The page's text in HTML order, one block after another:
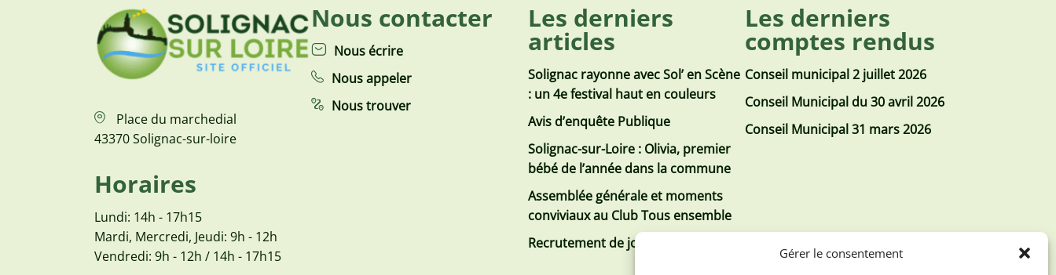
Gérer le consentement
Place du marchedial
43370 Solignac-sur-loire
Horaires
Lundi: 14h - 17h15
Mardi, Mercredi, Jeudi: 9h - 12h
Vendredi: 9h - 12h / 14h - 17h15
Nous contacter
Nous écrire
Nous appeler
Nous trouver
Les derniers
articles
Solignac rayonne avec Sol’ en Scène
: un 4e festival haut en couleurs
Avis d’enquête Publique
Solignac-sur-Loire : Olivia, premier
bébé de l’année dans la commune
Assemblée générale et moments
conviviaux au Club Tous ensemble
Recrutement de jobs d’été
Les derniers
comptes rendus
Conseil municipal 2 juillet 2026
Conseil Municipal du 30 avril 2026
Conseil Municipal 31 mars 2026